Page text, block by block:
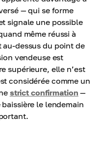
— qui se forme
signale une possible
même réussi à
dessus du point de
vendeuse est
supérieure, elle n’est
considérée comme un
strict confirmation —
le lendemain